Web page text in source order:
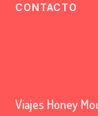
CONTACTO
Viajes Honey